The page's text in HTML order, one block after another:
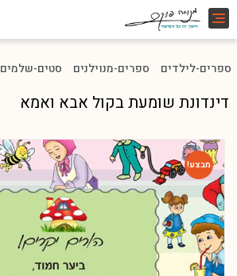
Toggle
navigation
ספרים-לילדים ספרים-מנוילנים סטים-שלמים
דינדונת שומעת בקול אבא ואמא
מבצע!